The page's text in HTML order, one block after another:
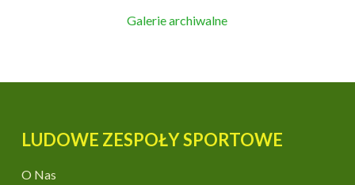
Galerie archiwalne
LUDOWE ZESPOŁY SPORTOWE
O Nas